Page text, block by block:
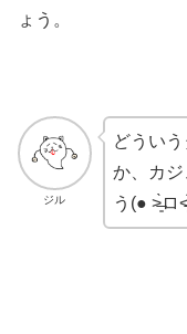
ょう。
ジル
どうい
か、カ
う(● ˃̶͈̀ロ